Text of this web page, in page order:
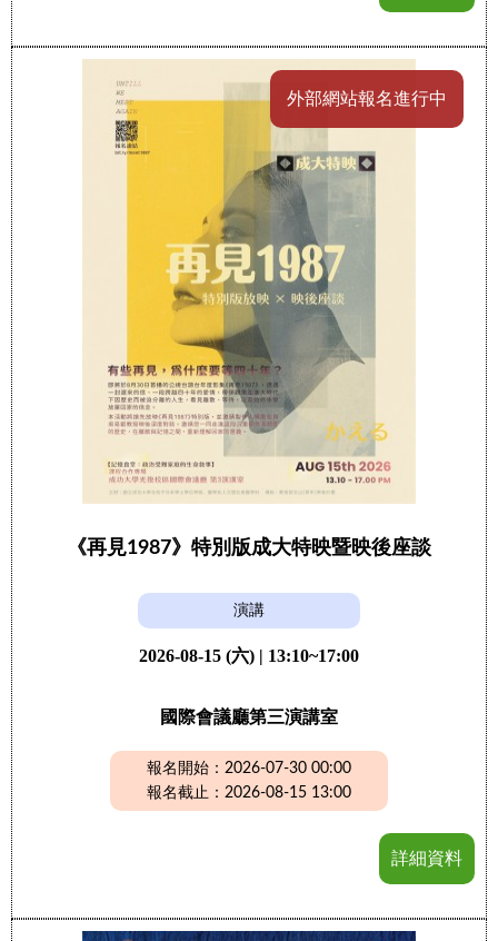
外部網站報名進行中
《再見1987》特別版成大特映暨映後座談
演講
2026-08-15 (六) | 13:10~17:00
國際會議廳第三演講室
報名開始：2026-07-30 00:00
報名截止：2026-08-15 13:00
詳細資料